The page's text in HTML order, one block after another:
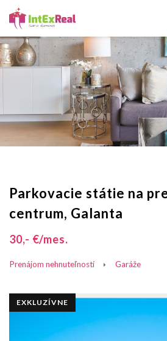
Parkovacie státie na
centrum, Galanta
30,- €/mes.
Prenájom nehnuteľností Garáže
EXKLUZÍVNE